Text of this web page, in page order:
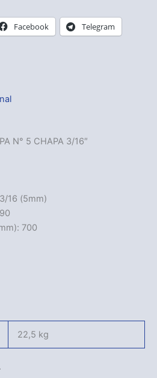
Facebook Telegram
N° 5 CHAPA 3/16″
16 (5mm)
700
22,5 kg